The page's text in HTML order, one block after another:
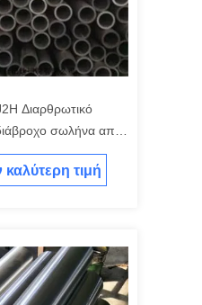
Διαρθρωτικό
σωλήνα από
καλύτερη τιμή